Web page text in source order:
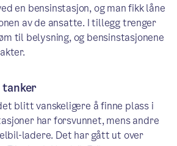
en bensinstasjon, og man fikk låne
av de ansatte. I tillegg trenger
til belysning, og bensinstasjonene
tanker
blitt vanskeligere å finne plass i
har forsvunnet, mens andre
ladere. Det har gått ut over